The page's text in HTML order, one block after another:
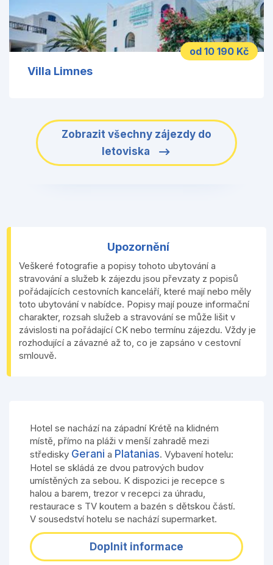
od 10 190 Kč
Villa Limnes
Zobrazit všechny zájezdy do
letoviska
Upozornění
Veškeré fotografie a popisy tohoto ubytování a
stravování a služeb k zájezdu jsou převzaty z popisů
pořádajících cestovních kanceláří, které mají nebo měly
toto ubytování v nabídce. Popisy mají pouze informační
charakter, rozsah služeb a stravování se může lišit v
závislosti na pořádající CK nebo termínu zájezdu. Vždy je
rozhodující a závazné až to, co je zapsáno v cestovní
smlouvě.
Hotel se nachází na západní Krétě na klidném
místě, přímo na pláži v menší zahradě mezi
středisky Gerani a Platanias. Vybavení hotelu:
Hotel se skládá ze dvou patrových budov
umístěných za sebou. K dispozici je recepce s
halou a barem, trezor v recepci za úhradu,
restaurace s TV koutem a bazén s dětskou částí.
V sousedství hotelu se nachází supermarket.
Doplnit informace